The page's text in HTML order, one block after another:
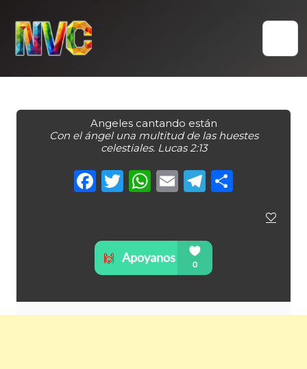
content
Angeles cantando están
Con el ángel una multitud de las huestes
celestiales. Lucas 2:13
Facebook
Twitter
WhatsApp
Email